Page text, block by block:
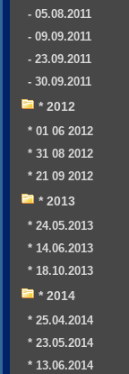
- 05.08.2011
- 09.09.2011
- 23.09.2011
- 30.09.2011
* 2012
* 01 06 2012
* 31 08 2012
* 21 09 2012
* 2013
* 24.05.2013
* 14.06.2013
* 18.10.2013
* 2014
* 25.04.2014
* 23.05.2014
* 13.06.2014